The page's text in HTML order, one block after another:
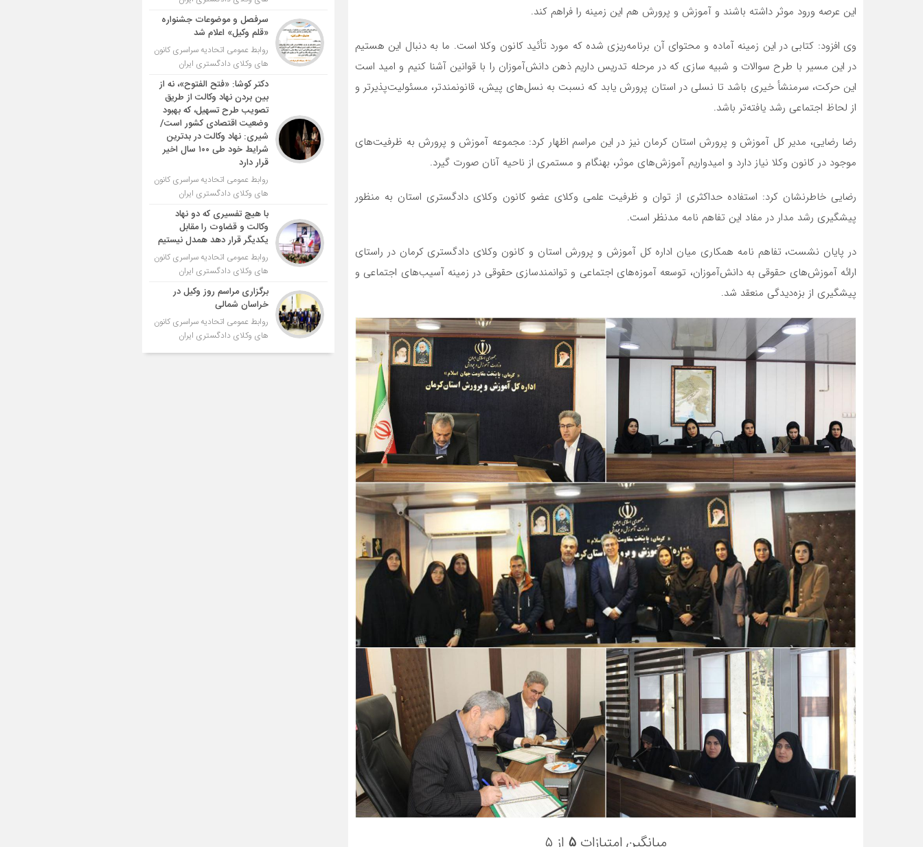
این عرصه ورود موثر داشته باشند و آموزش و پرورش هم این زمینه را فراهم کند.
وی افزود: کتابی در این زمینه آماده و محتوای آن برنامه‌ریزی شده که مورد تأئید کانون وکلا است. ما به دنبال این هستیم
در این مسیر با طرح سوالات و شبیه سازی‌ که در مرحله تدریس داریم ذهن دانش‌آموزان را با قوانین آشنا کنیم و امید است
این حرکت، سرمنشأ خیری باشد تا نسلی در استان پرورش یابد که نسبت به نسل‌های پیش، قانونمندتر، مسئولیت‌پذیرتر و
از لحاظ اجتماعی رشد یافته‌تر باشد.
رضا رضایی، مدیر کل آموزش و پرورش استان کرمان نیز در این مراسم اظهار کرد: مجموعه آموزش و پرورش به ظرفیت‌های
موجود در کانون وکلا نیاز دارد و امیدواریم آموزش‌های موثر، بهنگام و مستمری از ناحیه آنان صورت گیرد.
رضایی خاطرنشان کرد: استفاده حداکثری از توان و ظرفیت علمی وکلای عضو کانون وکلای دادگستری استان به منظور
پیشگیری رشد مدار در مفاد این تفاهم نامه مدنظر است.
در پایان نشست، تفاهم نامه همکاری میان اداره کل آموزش و پرورش استان و کانون وکلای دادگستری کرمان در راستای
ارائه آموزش‌های حقوقی به دانش‌آموزان، توسعه آموزه‌های اجتماعی و توانمندسازی حقوقی در زمینه آسیب‌های اجتماعی و
پیشگیری از بزه‌دیدگی منعقد شد.
سرفصل و موضوعات جشنواره
«قلم وکیل» اعلام شد
روابط عمومی اتحادیه سراسری کانون
های وکلای دادگستری ایران
دکتر کوشا: «فتح الفتوح»، نه از
بین بردن نهاد وکالت از طریق
تصویب طرح تسهیل، که بهبود
وضعیت اقتصادی کشور است/
شیری: نهاد وکالت در بدترین
شرایط خود طی ۱۰۰ سال اخیر
قرار دارد
روابط عمومی اتحادیه سراسری کانون
های وکلای دادگستری ایران
با هیچ تفسیری که دو نهاد
وکالت و قضاوت را مقابل
یکدیگر قرار دهد همدل نیستیم
روابط عمومی اتحادیه سراسری کانون
های وکلای دادگستری ایران
برگزاری مراسم روز وکیل در
خراسان شمالی
روابط عمومی اتحادیه سراسری کانون
های وکلای دادگستری ایران